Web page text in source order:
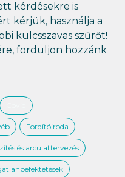
kérdésekre is
kérjük, használja a
kulcsszavas szűrőt!
forduljon hozzánk
Fordítóiroda
és arculattervezés